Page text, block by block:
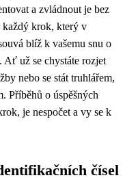
a zvládnout je bez
každý krok, který v
blíž k vašemu snu o
Ať už se chystáte rozjet
nebo se stát truhlářem,
Příběhů o úspěšných
je nespočet a vy se k
čísel